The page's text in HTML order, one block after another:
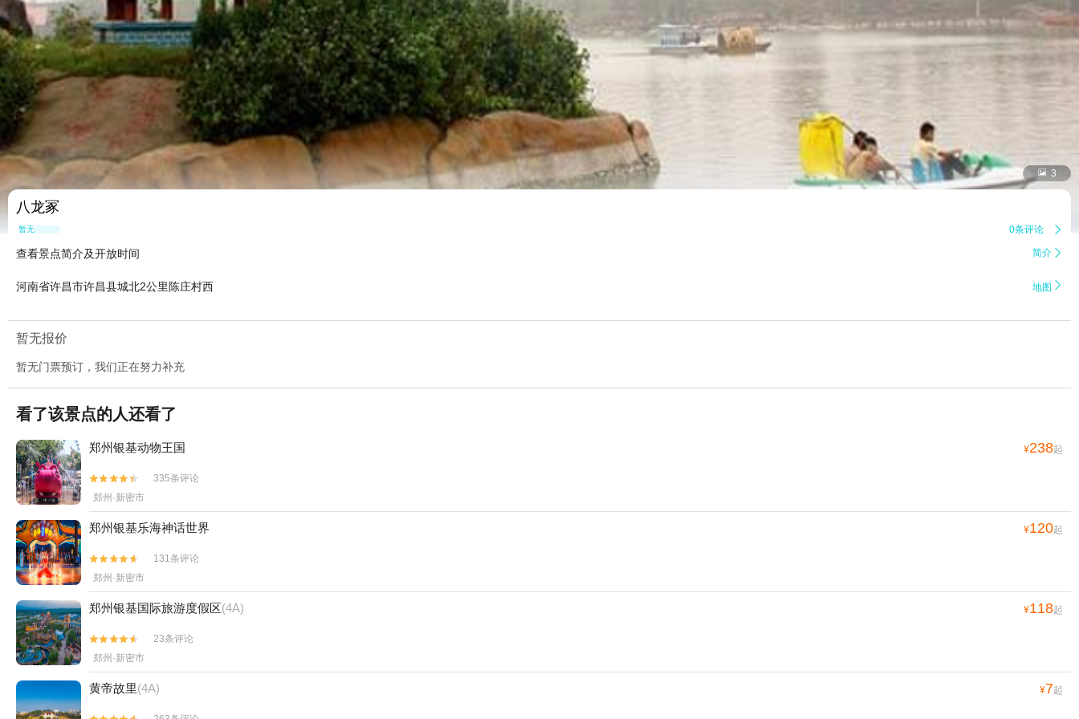
 3
八龙冢
暂无点评 0条评论 
查看景点简介及开放时间 简介 
河南省许昌市许昌县城北2公里陈庄村西 地图 
暂无报价
暂无门票预订，我们正在努力补充
看了该景点的人还看了
郑州银基动物王国 ¥238起


335条评论
郑州·新密市
郑州银基乐海神话世界 ¥120起


131条评论
郑州·新密市
郑州银基国际旅游度假区(4A) ¥118起


23条评论
郑州·新密市
黄帝故里(4A) ¥7起